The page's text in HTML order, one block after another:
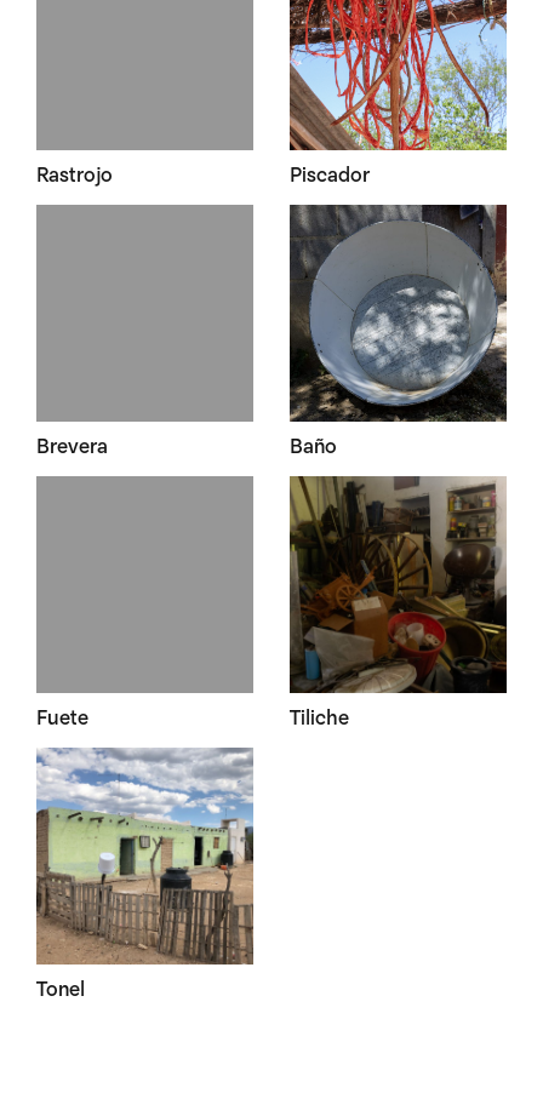
Rastrojo Piscador
Brevera Baño
Fuete Tiliche
Tonel